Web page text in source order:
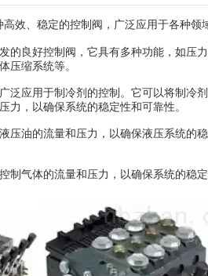
高效、稳定的控制阀，广泛应用于各种领
良好控制阀，它具有多种功能，如压
压缩系统等。
应用于制冷剂的控制。它可以将制冷
力，以确保系统的稳定性和可靠性。
油的流量和压力，以确保液压系统的
气体的流量和压力，以确保系统的稳